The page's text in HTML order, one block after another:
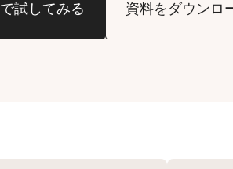
試してみる 資料をダウンロ